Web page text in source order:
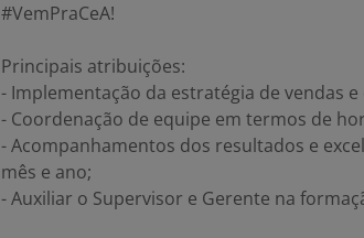
#VemPraCeA!
Principais atribuições:
- Implementação da estratégia de vendas
- Coordenação de equipe em termos de
- Acompanhamentos dos resultados e
mês e ano;
- Auxiliar o Supervisor e Gerente na